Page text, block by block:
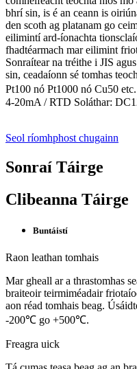
bhrí sin, is é an ceann is
den scoth ag platanam go
eilimintí ard-íonachta
fhadtéarmach mar eilimint
Sonraítear na tréithe i JIS
sin, ceadaíonn sé tomhas
Pt100 nó Pt1000 nó Cu50
4-20mA / RTD Soláthar:
Seol ríomhphost chugainn
Sonraí Táirge
Clibeanna Táirge
Buntáistí
Raon leathan tomhais
Mar gheall ar a thrastomhas
braiteoir teirmiméadair
aon réad tomhais beag.
-200℃ go +500℃.
Freagra uick